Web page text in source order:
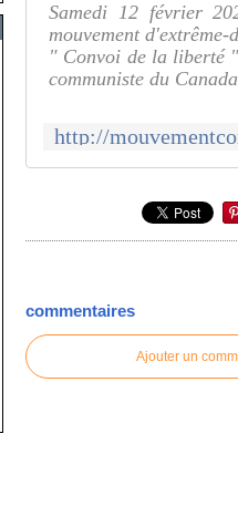
Samedi 12 février
mouvement
" Convoi de la liberté
communiste du
commentaires
Ajouter un